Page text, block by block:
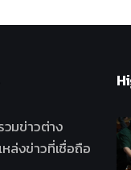
มข่าวต่าง
หล่งข่าวที่เชื่อถือ